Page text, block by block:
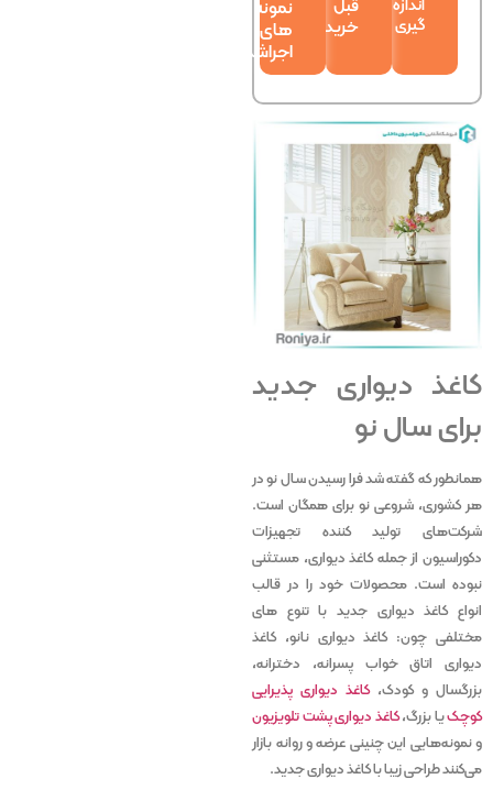
اندازه
گیری
قبل
خرید
نمونه
های
اجراشده
کاغذ دیواری جدید
برای سال نو
همانطور که گفته شد فرا رسیدن سال نو در
هر کشوری، شروعی نو برای همگان است.
شرکت‌های تولید کننده تجهیزات
دکوراسیون از جمله کاغذ دیواری، مستثنی
نبوده است. محصولات خود را در قالب
انواع کاغذ دیواری جدید با تنوع‌ های
مختلفی چون: کاغذ دیواری نانو، کاغذ
دیواری اتاق خواب پسرانه، دخترانه،
بزرگسال و کودک،کاغذ دیواری پذیرایی
کوچکیا بزرگ،کاغذ دیواری پشت تلویزیون
و نمونه‌هایی این چنینی عرضه و روانه بازار
می‌کنند طراحی زیبا با کاغذ دیواری جدید.